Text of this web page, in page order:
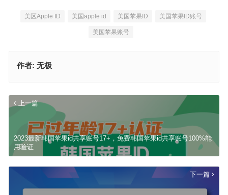
美区Apple ID 美国apple id 美国苹果ID 美国苹果ID账号
美国苹果账号
作者: 无极
上一篇
2023最新韩国苹果id共享账号17+，免费韩国苹果id共享账号100%能
用验证
下一篇